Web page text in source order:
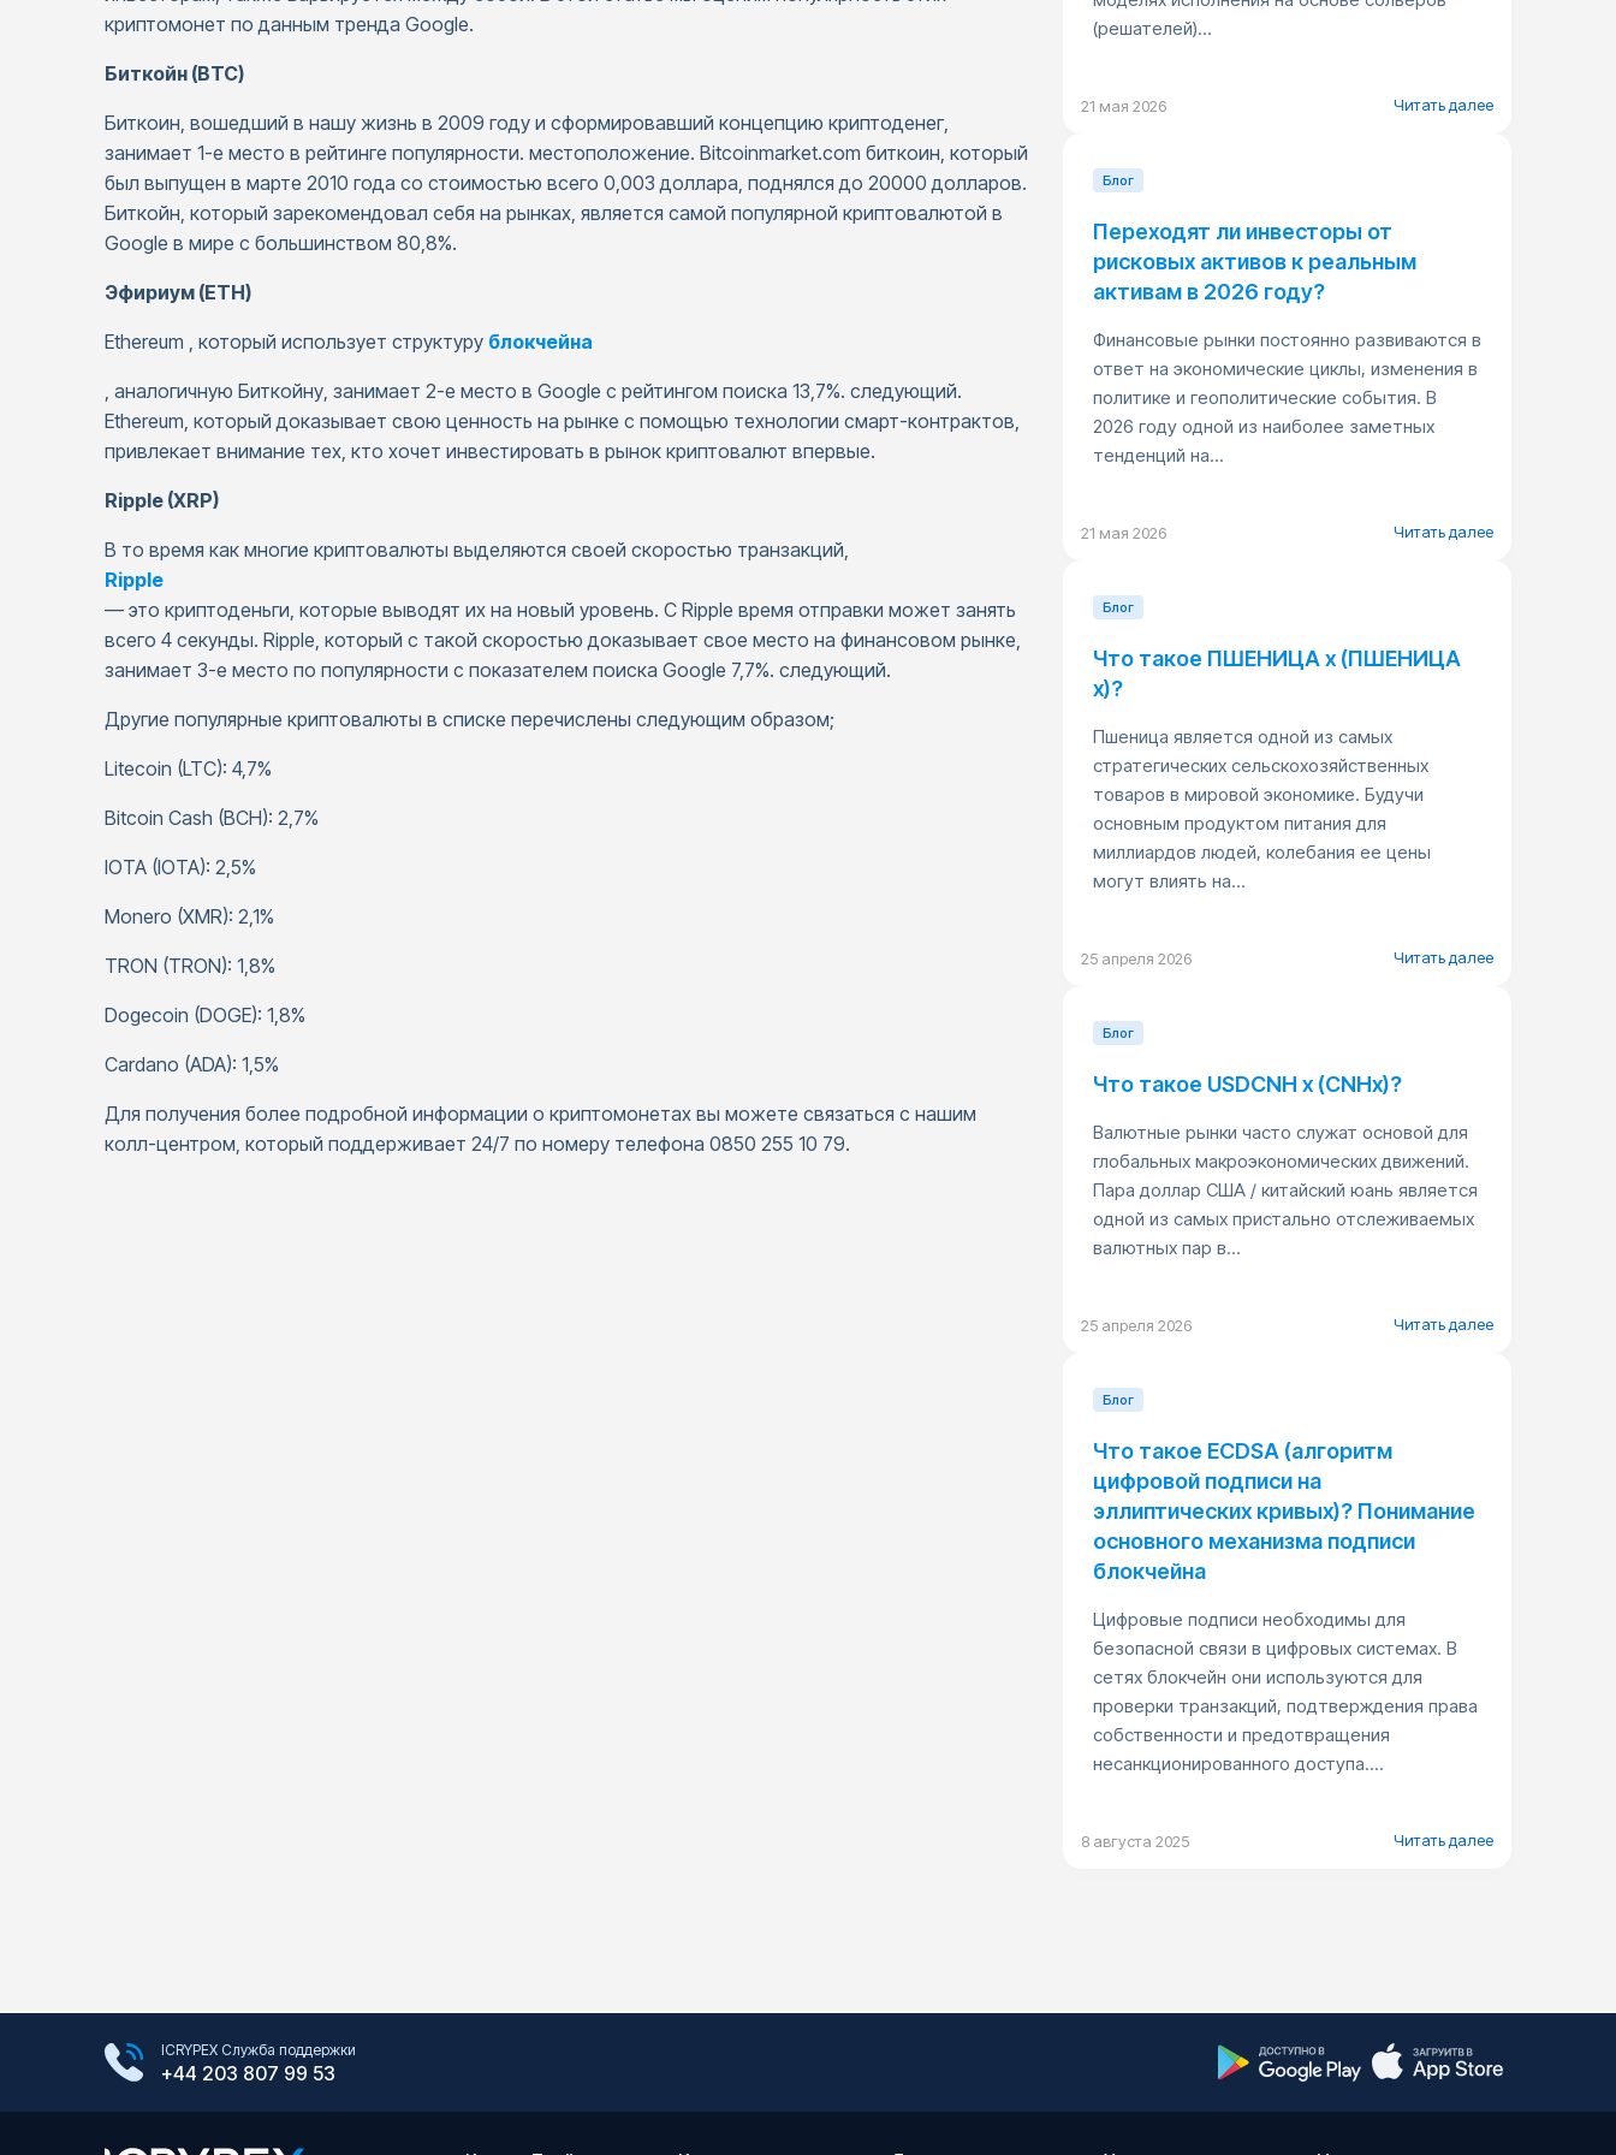
криптомонет по данным тренда Google.
Биткойн (BTC)
Биткоин, вошедший в нашу жизнь в 2009 году и сформировавший концепцию криптоденег,
занимает 1-е место в рейтинге популярности. местоположение. Bitcoinmarket.com биткоин, который
был выпущен в марте 2010 года со стоимостью всего 0,003 доллара, поднялся до 20000 долларов.
Биткойн, который зарекомендовал себя на рынках, является самой популярной криптовалютой в
Google в мире с большинством 80,8%.
Эфириум (ETH)
Ethereum , который использует структуру блокчейна
, аналогичную Биткойну, занимает 2-е место в Google с рейтингом поиска 13,7%. следующий.
Ethereum, который доказывает свою ценность на рынке с помощью технологии смарт-контрактов,
привлекает внимание тех, кто хочет инвестировать в рынок криптовалют впервые.
Ripple (XRP)
В то время как многие криптовалюты выделяются своей скоростью транзакций,
Ripple
— это криптоденьги, которые выводят их на новый уровень. С Ripple время отправки может занять
всего 4 секунды. Ripple, который с такой скоростью доказывает свое место на финансовом рынке,
занимает 3-е место по популярности с показателем поиска Google 7,7%. следующий.
Другие популярные криптовалюты в списке перечислены следующим образом;
Litecoin (LTC): 4,7%
Bitcoin Cash (BCH): 2,7%
IOTA (IOTA): 2,5%
Monero (XMR): 2,1%
TRON (TRON): 1,8%
Dogecoin (DOGE): 1,8%
Cardano (ADA): 1,5%
Для получения более подробной информации о криптомонетах вы можете связаться с нашим
колл-центром, который поддерживает 24/7 по номеру телефона 0850 255 10 79.
(решателей)...
21 мая 2026 Читать далее
Блог
Переходят ли инвесторы от
рисковых активов к реальным
активам в 2026 году?
Финансовые рынки постоянно развиваются в
ответ на экономические циклы, изменения в
политике и геополитические события. В
2026 году одной из наиболее заметных
тенденций на...
21 мая 2026 Читать далее
Блог
Что такое ПШЕНИЦА x (ПШЕНИЦА
x)?
Пшеница является одной из самых
стратегических сельскохозяйственных
товаров в мировой экономике. Будучи
основным продуктом питания для
миллиардов людей, колебания ее цены
могут влиять на...
25 апреля 2026 Читать далее
Блог
Что такое USDCNH x (CNHx)?
Валютные рынки часто служат основой для
глобальных макроэкономических движений.
Пара доллар США / китайский юань является
одной из самых пристально отслеживаемых
валютных пар в...
25 апреля 2026 Читать далее
Блог
Что такое ECDSA (алгоритм
цифровой подписи на
эллиптических кривых)? Понимание
основного механизма подписи
блокчейна
Цифровые подписи необходимы для
безопасной связи в цифровых системах. В
сетях блокчейн они используются для
проверки транзакций, подтверждения права
собственности и предотвращения
несанкционированного доступа....
8 августа 2025 Читать далее
ICRYPEX Служба поддержки
+44 203 807 99 53
Google Play StoreApp Store